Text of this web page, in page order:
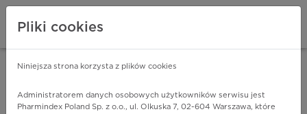
Pliki cookies
Niniejsza strona korzysta z plików cookies
Administratorem danych osobowych użytkowników serwisu jest
Pharmindex Poland Sp. z o.o., ul. Olkuska 7, 02-604 Warszawa, które
ZA DARMO - w Google Play INSTALUJ